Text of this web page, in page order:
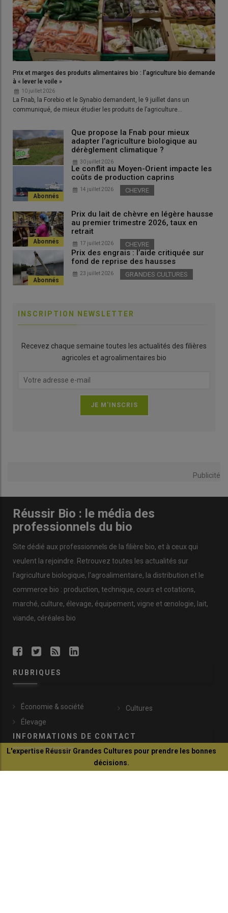
alimentation – en adhérant et renforçant la stratégie
européenne Farm to Fork et en atteignant rapidement l’objectif
de 25% Bio!».
Les professionnels appellent ainsi les institutions européennes
à renforcer les engagements de “Farm to Fork”, stratégie qui
de consolider l’autonomie stratégique de l’UE et de répondre aux
défis de la crise écologique
Prix et marges des produits alimentaires bio : l’agriculture bio demande
à « lever le voile »
10 juillet 2026
La Fnab, la Forebio et le Synabio demandent, le 9 juillet dans un
communiqué, de mieux étudier les produits de l’agriculture…
Que propose la Fnab pour mieux
adapter l’agriculture biologique au
dérèglement climatique ?
30 juillet 2026
Le conflit au Moyen-Orient impacte les
coûts de production caprins
14 juillet 2026 CHEVRE
Prix du lait de chèvre en légère hausse
au premier trimestre 2026, taux en
retrait
17 juillet 2026 CHEVRE
Prix des engrais : l’aide critiquée sur
fond de reprise des hausses
23 juillet 2026 GRANDES CULTURES
INSCRIPTION NEWSLETTER
Recevez chaque semaine toutes les actualités des filières
agricoles et agroalimentaires bio
Publicité
Réussir Bio : le média des
professionnels du bio
Site dédié aux professionnels de la filière bio, et à ceux qui
veulent la rejoindre. Retrouvez toutes les actualités sur
l'agriculture biologique, l'agroalimentaire, la distribution et le
commerce bio : production, technique, cours et cotations,
marché, culture, élevage, équipement, vigne et œnologie, lait,
viande, céréales bio
RUBRIQUES
Économie & société
Élevage
Cultures
INFORMATIONS DE CONTACT
communication@reussir.fr
L'expertise Réussir Grandes Cultures pour prendre les bonnes
décisions.